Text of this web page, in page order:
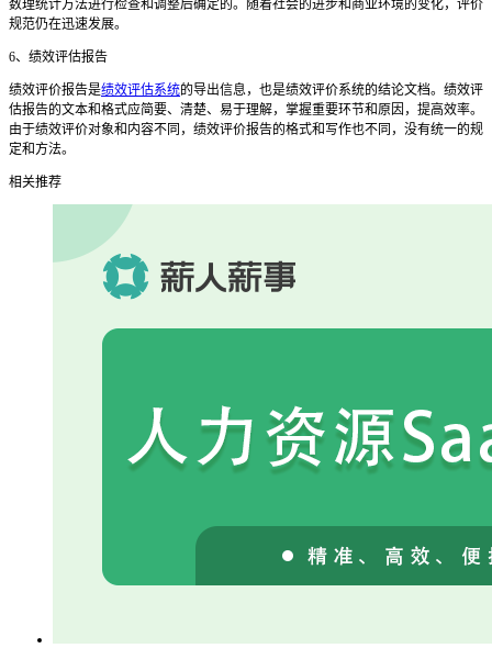
数理统计方法进行检查和调整后确定的。随着社会的进步和商业环境的变化，评价
规范仍在迅速发展。
6、 绩效评估报告
绩效评价报告是绩效评估系统的导出信息，也是绩效评价系统的结论文档。绩效评
估报告的文本和格式应简要、 清楚、 易于理解，掌握重要环节和原因，提高效率。
由于绩效评价对象和内容不同，绩效评价报告的格式和写作也不同，没有统一的规
定和方法。
相关推荐